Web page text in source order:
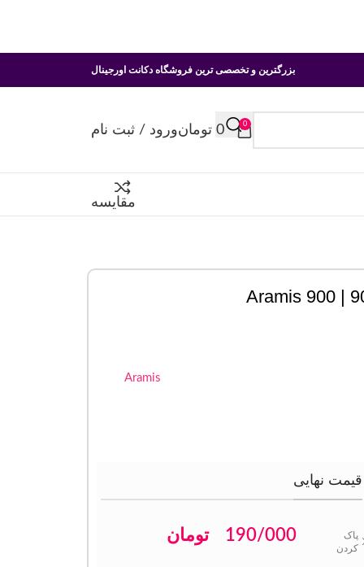
بزرگترین و تخصصی ترین فروشگاه دکانت اورجینال
0
0 تومانورود / ثبت نام
مقایسه
Aramis
پاک
کردن
قیمت نهایی
190/000 تومان